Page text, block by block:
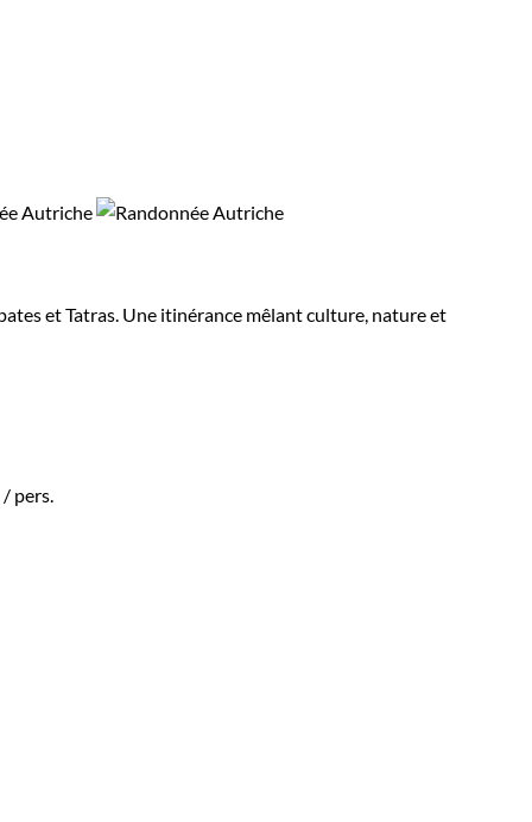
et Tatras. Une itinérance mêlant culture, nature et
/ pers.